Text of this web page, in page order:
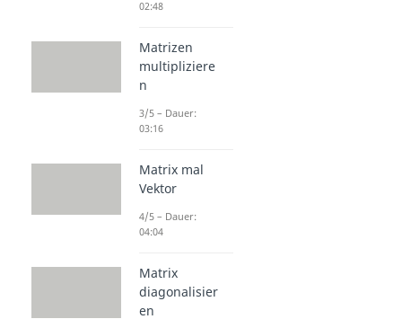
02:48
Matrizen
multipliziere
n
3/5 – Dauer:
03:16
Matrix mal
Vektor
4/5 – Dauer:
04:04
Matrix
diagonalisier
en